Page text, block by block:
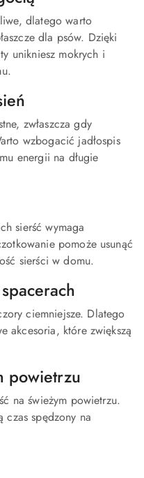
dlatego warto
dla psów. Dzięki
unikniesz mokrych i
zwłaszcza gdy
wzbogacić jadłospis
energii na długie
sierść wymaga
pomoże usunąć
sierści w domu.
ciemniejsze. Dlatego
akcesoria, które zwiększą
powietrzu
na świeżym powietrzu.
czas spędzony na